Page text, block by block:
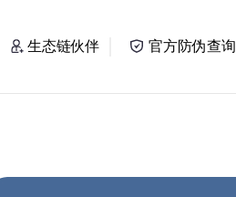
生态链伙伴 官方防伪查询